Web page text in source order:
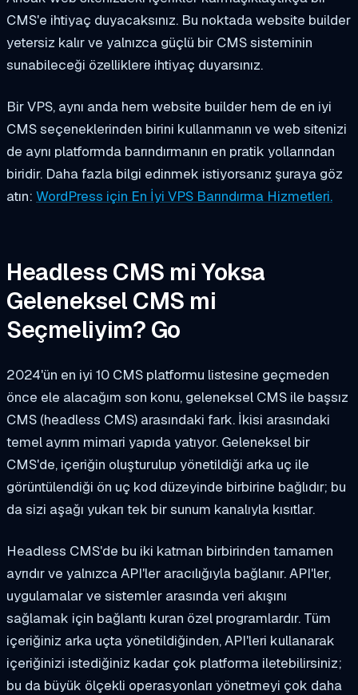
CMS'e ihtiyaç duyacaksınız. Bu noktada website builder
yetersiz kalır ve yalnızca güçlü bir CMS sisteminin
sunabileceği özelliklere ihtiyaç duyarsınız.
Bir VPS, aynı anda hem website builder hem de en iyi
CMS seçeneklerinden birini kullanmanın ve web sitenizi
de aynı platformda barındırmanın en pratik yollarından
biridir. Daha fazla bilgi edinmek istiyorsanız şuraya göz
atın: WordPress için En İyi VPS Barındırma Hizmetleri.
Headless CMS mi Yoksa
Geleneksel CMS mi
Seçmeliyim? Go
2024'ün en iyi 10 CMS platformu listesine geçmeden
önce ele alacağım son konu, geleneksel CMS ile başsız
CMS (headless CMS) arasındaki fark. İkisi arasındaki
temel ayrım mimari yapıda yatıyor. Geleneksel bir
CMS'de, içeriğin oluşturulup yönetildiği arka uç ile
görüntülendiği ön uç kod düzeyinde birbirine bağlıdır; bu
da sizi aşağı yukarı tek bir sunum kanalıyla kısıtlar.
Headless CMS'de bu iki katman birbirinden tamamen
ayrıdır ve yalnızca API'ler aracılığıyla bağlanır. API'ler,
uygulamalar ve sistemler arasında veri akışını
sağlamak için bağlantı kuran özel programlardır. Tüm
içeriğiniz arka uçta yönetildiğinden, API'leri kullanarak
içeriğinizi istediğiniz kadar çok platforma iletebilirsiniz;
bu da büyük ölçekli operasyonları yönetmeyi çok daha